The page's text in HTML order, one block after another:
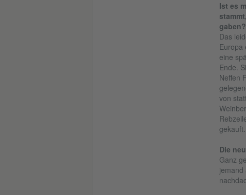
Ist es
gaben?
Das
Europa
eine
Ende.
Neffen
von
gekauft.
Die
Ganz
jemand